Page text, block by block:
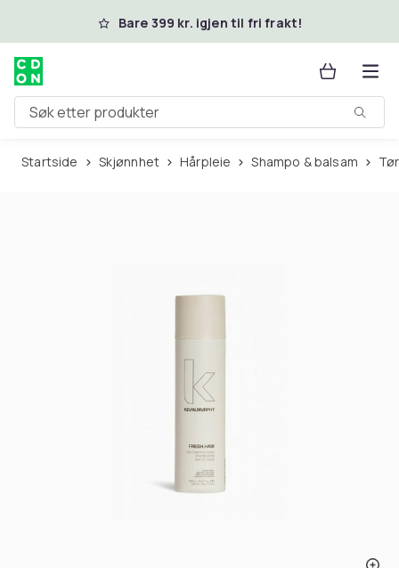
Hopp til hovedinnholdBare 399 kr. igjen til fri frakt!
Søk etter produkter
Startside Skjønnhet Hårpleie Shampo & balsam